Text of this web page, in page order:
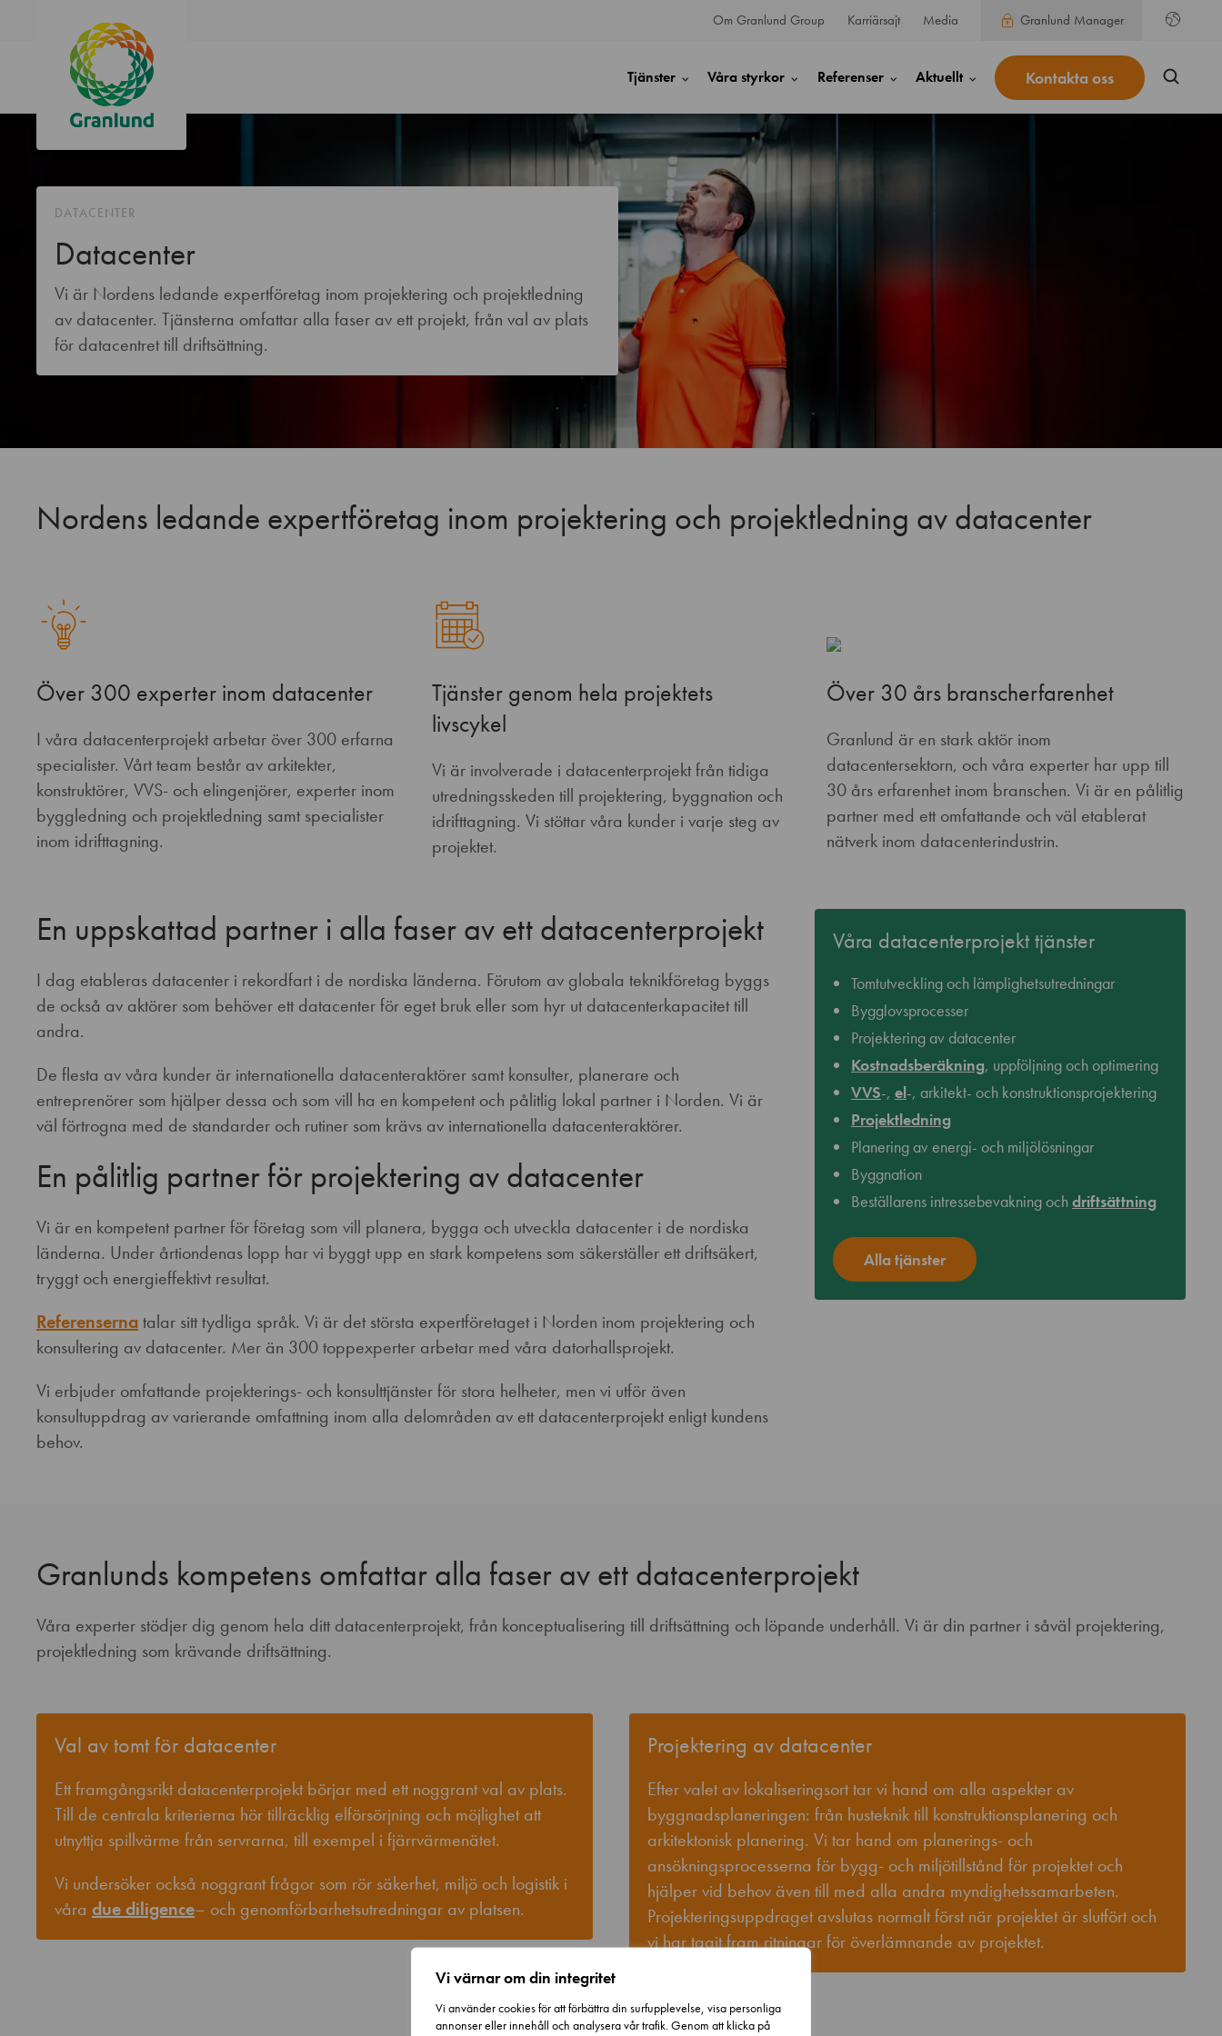
Vi värnar om din integritet
Vi använder cookies för att förbättra din surfupplevelse, visa personliga
annonser eller innehåll och analysera vår trafik. Genom att klicka på
Om Granlund Group Karriärsajt Media Granlund Manager
Tjänster Våra styrkor Referenser Aktuellt Kontakta oss
DATACENTER
Datacenter
Vi är Nordens ledande expertföretag inom projektering och projektledning
av datacenter. Tjänsterna omfattar alla faser av ett projekt, från val av plats
för datacentret till driftsättning.
Nordens ledande expertföretag inom projektering och projektledning av datacenter
Över 300 experter inom datacenter
I våra datacenterprojekt arbetar över 300 erfarna
specialister. Vårt team består av arkitekter,
konstruktörer, VVS- och elingenjörer, experter inom
byggledning och projektledning samt specialister
inom idrifttagning.
Tjänster genom hela projektets
livscykel
Vi är involverade i datacenterprojekt från tidiga
utredningsskeden till projektering, byggnation och
idrifttagning. Vi stöttar våra kunder i varje steg av
projektet.
Över 30 års branscherfarenhet
Granlund är en stark aktör inom
datacentersektorn, och våra experter har upp till
30 års erfarenhet inom branschen. Vi är en pålitlig
partner med ett omfattande och väl etablerat
nätverk inom datacenterindustrin.
En uppskattad partner i alla faser av ett datacenterprojekt
I dag etableras datacenter i rekordfart i de nordiska länderna. Förutom av globala teknikföretag byggs
de också av aktörer som behöver ett datacenter för eget bruk eller som hyr ut datacenterkapacitet till
andra.
De flesta av våra kunder är internationella datacenteraktörer samt konsulter, planerare och
entreprenörer som hjälper dessa och som vill ha en kompetent och pålitlig lokal partner i Norden. Vi är
väl förtrogna med de standarder och rutiner som krävs av internationella datacenteraktörer.
En pålitlig partner för projektering av datacenter
Vi är en kompetent partner för företag som vill planera, bygga och utveckla datacenter i de nordiska
länderna. Under årtiondenas lopp har vi byggt upp en stark kompetens som säkerställer ett driftsäkert,
tryggt och energieffektivt resultat.
Referensernatalar sitt tydliga språk. Vi är det största expertföretaget i Norden inom projektering och
konsultering av datacenter. Mer än 300 toppexperter arbetar med våra datorhallsprojekt.
Vi erbjuder omfattande projekterings- och konsulttjänster för stora helheter, men vi utför även
konsultuppdrag av varierande omfattning inom alla delområden av ett datacenterprojekt enligt kundens
behov.
Våra datacenterprojekt tjänster
Tomtutveckling och lämplighetsutredningar
Bygglovsprocesser
Projektering av datacenter
Kostnadsberäkning, uppföljning och optimering
VVS-, el-, arkitekt- och konstruktionsprojektering
Projektledning
Planering av energi- och miljölösningar
Byggnation
Beställarens intressebevakning ochdriftsättning
Alla tjänster
Granlunds kompetens omfattar alla faser av ett datacenterprojekt
Våra experter stödjer dig genom hela ditt datacenterprojekt, från konceptualisering till driftsättning och löpande underhåll. Vi är din partner i såväl projektering,
projektledning som krävande driftsättning.
Val av tomt för datacenter
Ett framgångsrikt datacenterprojekt börjar med ett noggrant val av plats.
Till de centrala kriterierna hör tillräcklig elförsörjning och möjlighet att
utnyttja spillvärme från servrarna, till exempel i fjärrvärmenätet.
Vi undersöker också noggrant frågor som rör säkerhet, miljö och logistik i
våra due diligence– och genomförbarhetsutredningar av platsen.
Projektering av datacenter
Efter valet av lokaliseringsort tar vi hand om alla aspekter av
byggnadsplaneringen: från husteknik till konstruktionsplanering och
arkitektonisk planering. Vi tar hand om planerings- och
ansökningsprocesserna för bygg- och miljötillstånd för projektet och
hjälper vid behov även till med alla andra myndighetssamarbeten.
Projekteringsuppdraget avslutas normalt först när projektet är slutfört och
vi har tagit fram ritningar för överlämnande av projektet.